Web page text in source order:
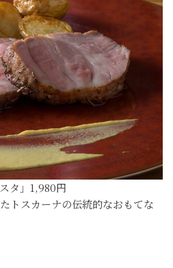
タ」1,980円
トスカーナの伝統的なおもてな